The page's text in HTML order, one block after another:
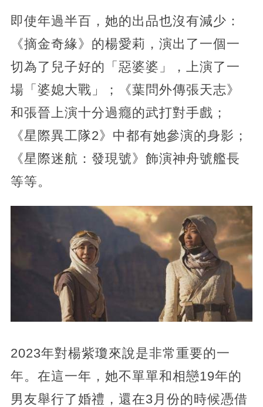
即使年過半百，她的出品也沒有減少：
《摘金奇緣》的楊愛莉，演出了一個一
切為了兒子好的「惡婆婆」，上演了一
場「婆媳大戰」；《葉問外傳張天志》
和張晉上演十分過癮的武打對手戲；
《星際異工隊2》中都有她參演的身影；
《星際迷航：發現號》飾演神舟號艦長
等等。
2023年對楊紫瓊來說是非常重要的一
年。在這一年，她不單單和相戀19年的
男友舉行了婚禮，還在3月份的時候憑借